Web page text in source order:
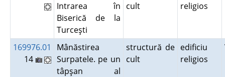
Intrarea în
Biserică de la
Turceşti
cult
religios
169976.01
14
Mânăstirea
Surpatele. pe un
tâpşan al
structură de
cult
edificiu
religios